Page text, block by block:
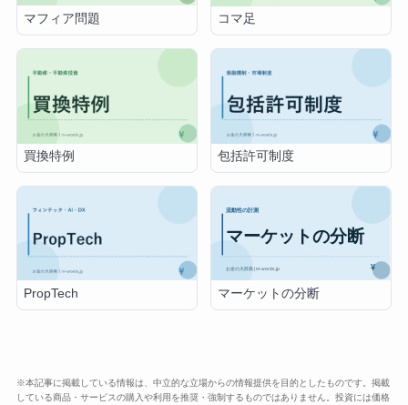
マフィア問題 コマ足
買換特例 包括許可制度
PropTech マーケットの分断
※本記事に掲載している情報は、中立的な立場からの情報提供を目的としたものです。掲載
している商品・サービスの購入や利用を推奨・強制するものではありません。投資には価格